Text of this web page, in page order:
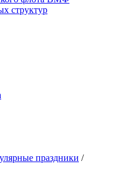
структур
праздники /